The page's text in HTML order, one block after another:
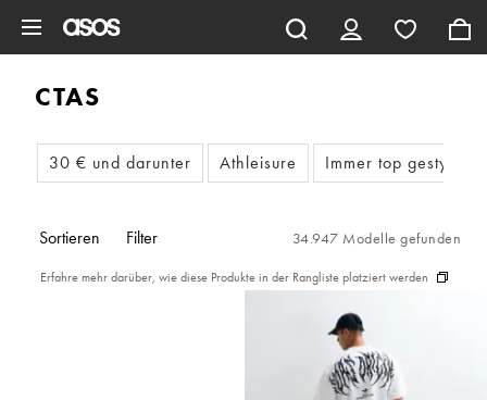
CTAS
30 € und darunter Athleisure Immer top gestylt
Sortieren Filter 34.947 Modelle gefunden
Erfahre mehr darüber, wie diese Produkte in der Rangliste platziert werden